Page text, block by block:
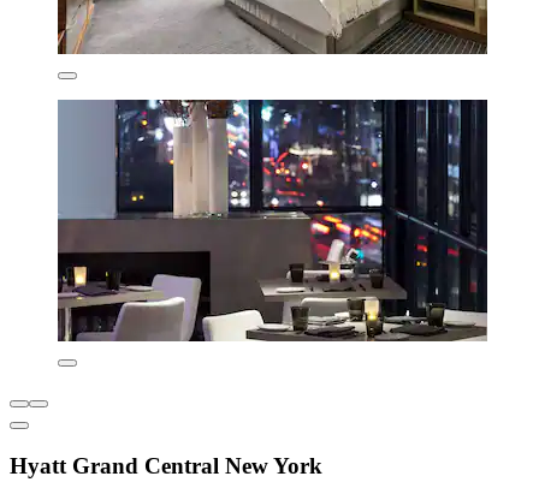
Hyatt Grand Central New York